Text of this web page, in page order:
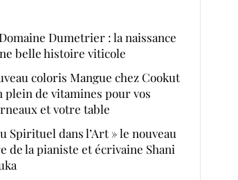
Dumetrier : la naissance
belle histoire viticole
coloris Mangue chez Cookut
plein de vitamines pour vos
et votre table
Spirituel dans l’Art » le nouveau
de la pianiste et écrivaine Shani